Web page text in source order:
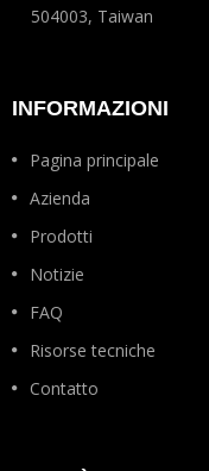
504003, Taiwan
INFORMAZIONI
Pagina principale
Azienda
Prodotti
Notizie
FAQ
Risorse tecniche
Contatto